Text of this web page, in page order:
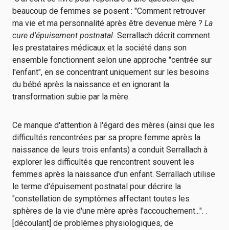
beaucoup de femmes se posent : "Comment retrouver
ma vie et ma personnalité après être devenue mère ? La
cure d'épuisement postnatal. Serrallach décrit comment
les prestataires médicaux et la société dans son
ensemble fonctionnent selon une approche "centrée sur
l'enfant", en se concentrant uniquement sur les besoins
du bébé après la naissance et en ignorant la
transformation subie par la mère.
Ce manque d'attention à l'égard des mères (ainsi que les
difficultés rencontrées par sa propre femme après la
naissance de leurs trois enfants) a conduit Serrallach à
explorer les difficultés que rencontrent souvent les
femmes après la naissance d'un enfant. Serrallach utilise
le terme d'épuisement postnatal pour décrire la
"constellation de symptômes affectant toutes les
sphères de la vie d'une mère après l'accouchement...". .
[découlant] de problèmes physiologiques, de